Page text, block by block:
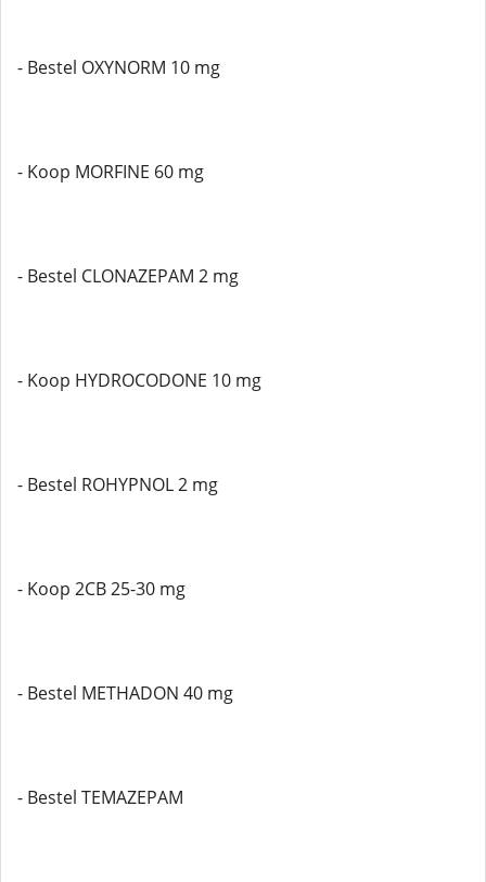
- Bestel OXYNORM 10 mg
- Koop MORFINE 60 mg
- Bestel CLONAZEPAM 2 mg
- Koop HYDROCODONE 10 mg
- Bestel ROHYPNOL 2 mg
- Koop 2CB 25-30 mg
- Bestel METHADON 40 mg
- Bestel TEMAZEPAM